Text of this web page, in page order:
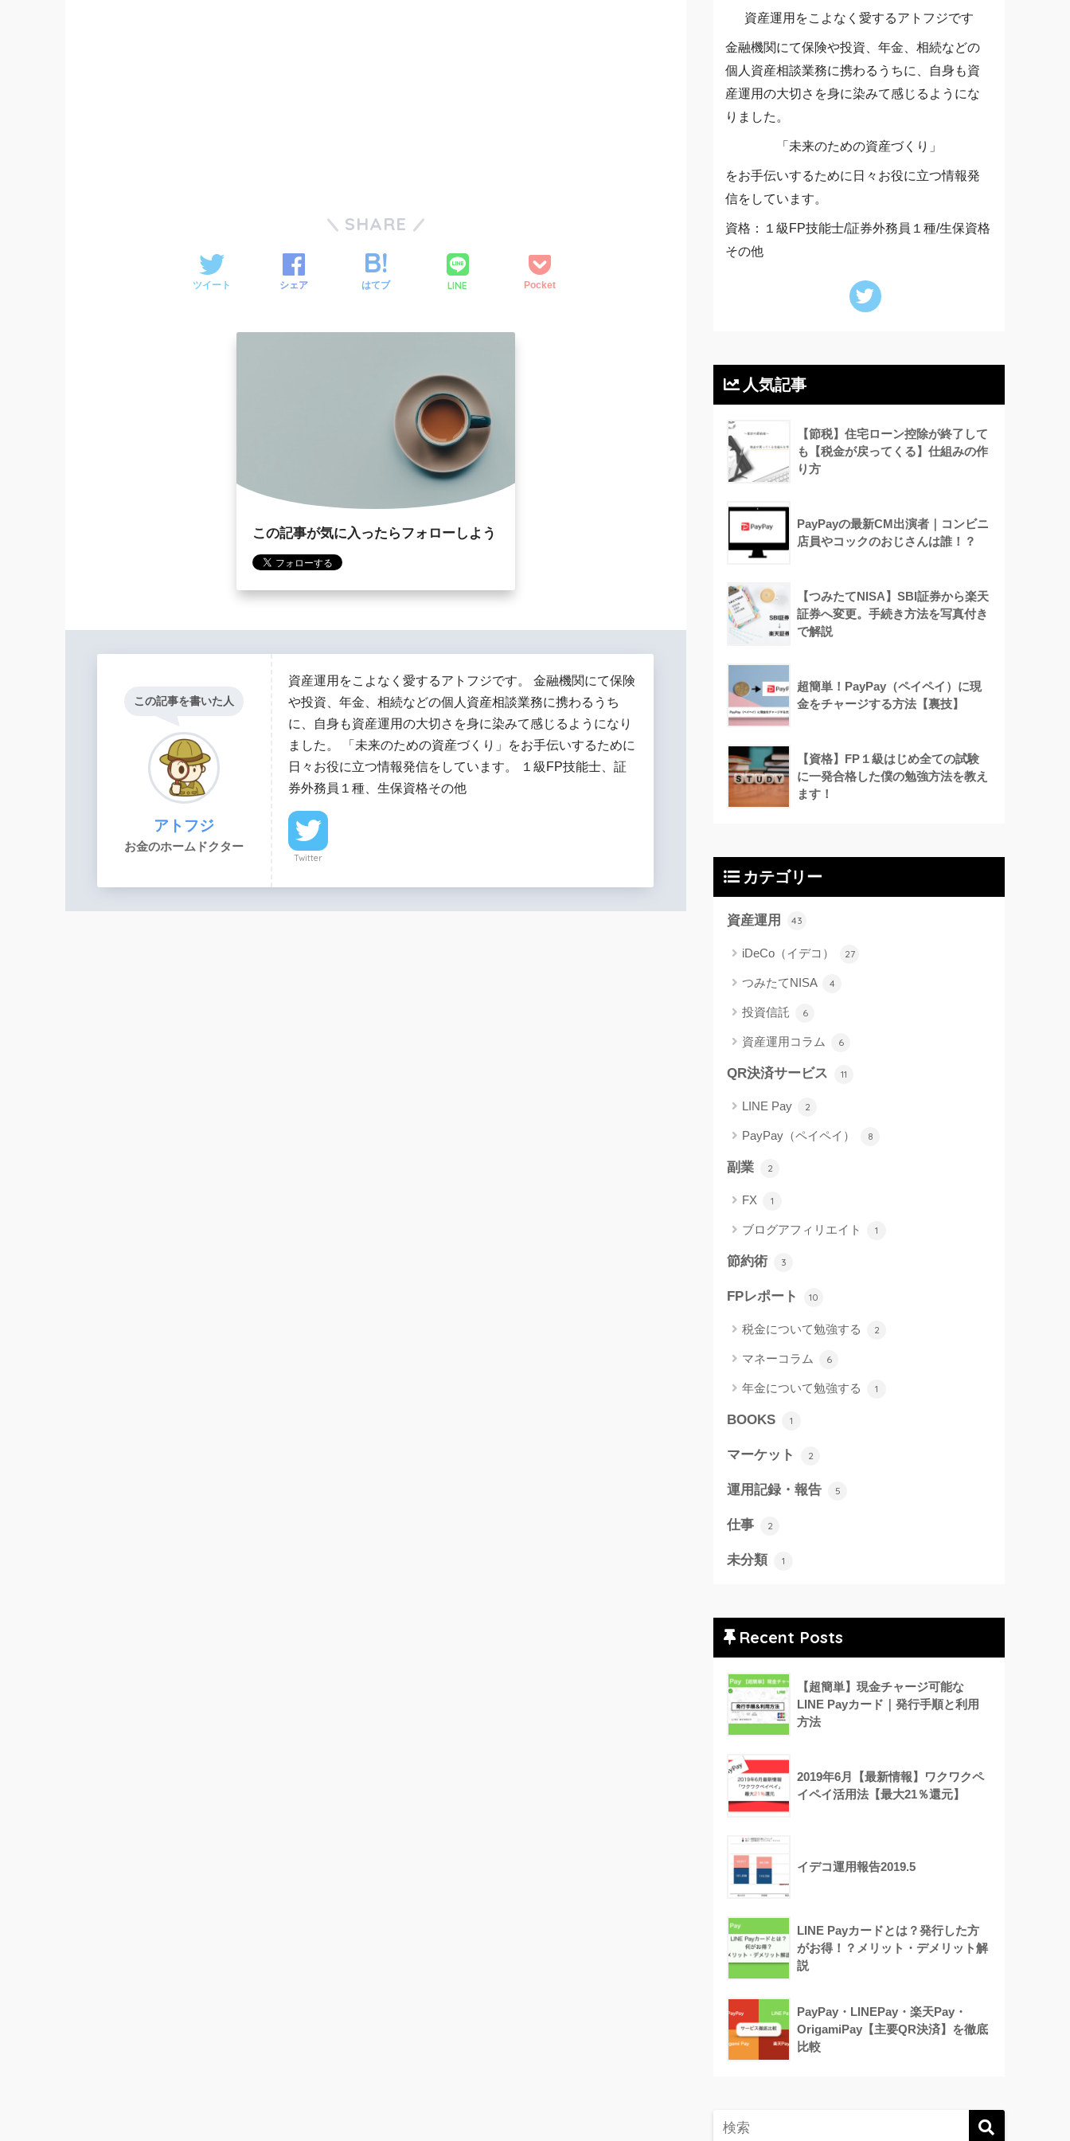
SHARE
ツイート シェア はてブ LINE Pocket
この記事が気に入ったらフォローしよう
この記事を書いた人
アトフジ
お金のホームドクター
資産運用をこよなく愛するアトフジです。 金融機関にて保険
や投資、年金、相続などの個人資産相談業務に携わるうち
に、自身も資産運用の大切さを身に染みて感じるようになり
ました。 「未来のための資産づくり」をお手伝いするために
日々お役に立つ情報発信をしています。 １級FP技能士、証
券外務員１種、生保資格その他
Twitter
資産運用をこよなく愛するアトフジです
金融機関にて保険や投資、年金、相続などの
個人資産相談業務に携わるうちに、自身も資
産運用の大切さを身に染みて感じるようにな
りました。
「未来のための資産づくり」
をお手伝いするために日々お役に立つ情報発
信をしています。
資格：１級FP技能士/証券外務員１種/生保資格
その他
人気記事
【節税】住宅ローン控除が終了して
も【税金が戻ってくる】仕組みの作
り方
PayPayの最新CM出演者｜コンビニ
店員やコックのおじさんは誰！？
【つみたてNISA】SBI証券から楽天
証券へ変更。手続き方法を写真付き
で解説
超簡単！PayPay（ペイペイ）に現
金をチャージする方法【裏技】
【資格】FP１級はじめ全ての試験
に一発合格した僕の勉強方法を教え
ます！
カテゴリー
資産運用 43
iDeCo（イデコ） 27
つみたてNISA 4
投資信託 6
資産運用コラム 6
QR決済サービス 11
LINE Pay 2
PayPay（ペイペイ） 8
副業 2
FX 1
ブログアフィリエイト 1
節約術 3
FPレポート 10
税金について勉強する 2
マネーコラム 6
年金について勉強する 1
BOOKS 1
マーケット 2
運用記録・報告 5
仕事 2
未分類 1
Recent Posts
【超簡単】現金チャージ可能な
LINE Payカード｜発行手順と利用
方法
2019年6月【最新情報】ワクワクペ
イペイ活用法【最大21％還元】
イデコ運用報告2019.5
LINE Payカードとは？発行した方
がお得！？メリット・デメリット解
説
PayPay・LINEPay・楽天Pay・
OrigamiPay【主要QR決済】を徹底
比較